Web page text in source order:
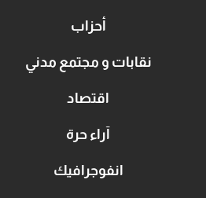
أحزاب
نقابات و مجتمع مدني
اقتصاد
آراء حرة
انفوجرافيك